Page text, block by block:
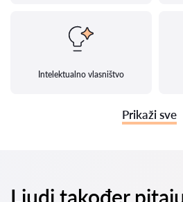
Intelektualno vlasništvo
Prikaži sve
Ljudi također